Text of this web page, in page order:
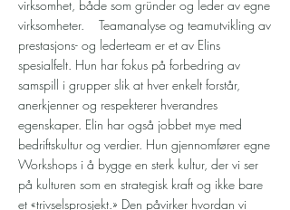
virksomhet, både som gründer og leder av egne
virksomheter. Teamanalyse og teamutvikling av
prestasjons- og lederteam er et av Elins
spesialfelt. Hun har fokus på forbedring av
samspill i grupper slik at hver enkelt forstår,
anerkjenner og respekterer hverandres
egenskaper. Elin har også jobbet mye med
bedriftskultur og verdier. Hun gjennomfører egne
Workshops i å bygge en sterk kultur, der vi ser
på kulturen som en strategisk kraft og ikke bare
et «trivselsprosjekt.» Den påvirker hvordan vi